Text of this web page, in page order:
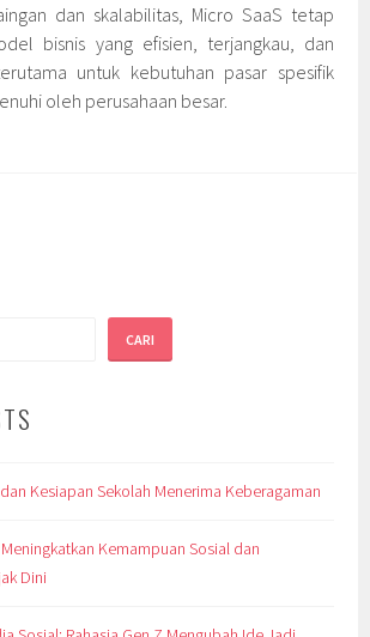
dan skalabilitas, Micro SaaS tetap
bisnis yang efisien, terjangkau, dan
untuk kebutuhan pasar spesifik
oleh perusahaan besar.
CARI
Kesiapan Sekolah Menerima Keberagaman
Kemampuan Sosial dan
Dini